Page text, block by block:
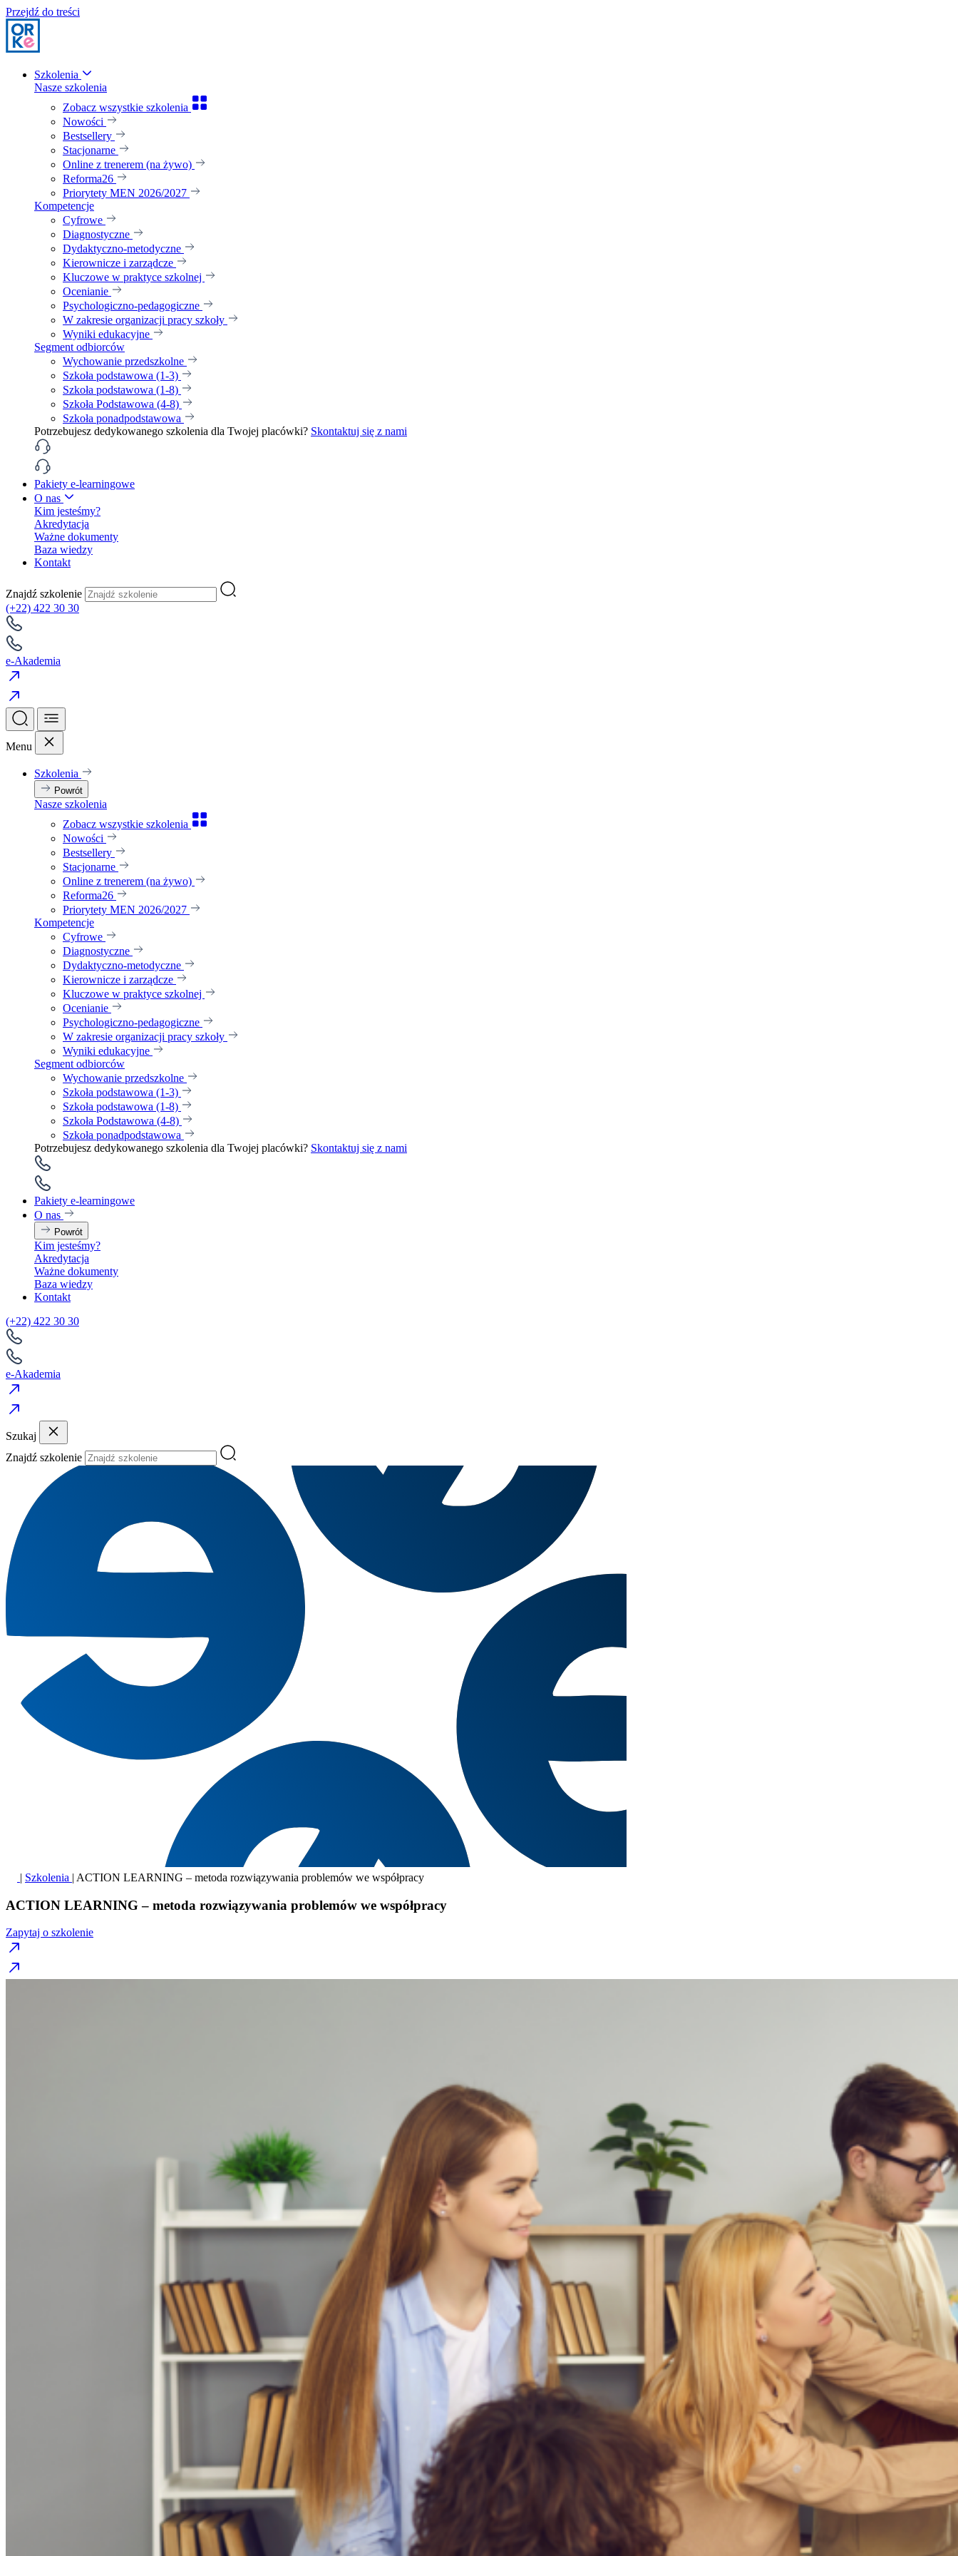
Przejdź do treści
Szkolenia
Nasze szkolenia
Zobacz wszystkie szkolenia
Nowości
Bestsellery
Stacjonarne
Online z trenerem (na żywo)
Reforma26
Priorytety MEN 2026/2027
Kompetencje
Cyfrowe
Diagnostyczne
Dydaktyczno-metodyczne
Kierownicze i zarządcze
Kluczowe w praktyce szkolnej
Ocenianie
Psychologiczno-pedagogiczne
W zakresie organizacji pracy szkoły
Wyniki edukacyjne
Segment odbiorców
Wychowanie przedszkolne
Szkoła podstawowa (1-3)
Szkoła podstawowa (1-8)
Szkoła Podstawowa (4-8)
Szkoła ponadpodstawowa
Potrzebujesz dedykowanego szkolenia dla Twojej placówki? Skontaktuj się z nami
Pakiety e-learningowe
O nas
Kim jesteśmy?
Akredytacja
Ważne dokumenty
Baza wiedzy
Kontakt
Znajdź szkolenie
(+22) 422 30 30
e-Akademia
Menu
Szkolenia
Powrót
Nasze szkolenia
Zobacz wszystkie szkolenia
Nowości
Bestsellery
Stacjonarne
Online z trenerem (na żywo)
Reforma26
Priorytety MEN 2026/2027
Kompetencje
Cyfrowe
Diagnostyczne
Dydaktyczno-metodyczne
Kierownicze i zarządcze
Kluczowe w praktyce szkolnej
Ocenianie
Psychologiczno-pedagogiczne
W zakresie organizacji pracy szkoły
Wyniki edukacyjne
Segment odbiorców
Wychowanie przedszkolne
Szkoła podstawowa (1-3)
Szkoła podstawowa (1-8)
Szkoła Podstawowa (4-8)
Szkoła ponadpodstawowa
Potrzebujesz dedykowanego szkolenia dla Twojej placówki? Skontaktuj się z nami
Pakiety e-learningowe
O nas
Powrót
Kim jesteśmy?
Akredytacja
Ważne dokumenty
Baza wiedzy
Kontakt
(+22) 422 30 30
e-Akademia
Szukaj
Znajdź szkolenie
| Szkolenia | ACTION LEARNING – metoda rozwiązywania problemów we współpracy
ACTION LEARNING – metoda rozwiązywania problemów we współpracy
Zapytaj o szkolenie